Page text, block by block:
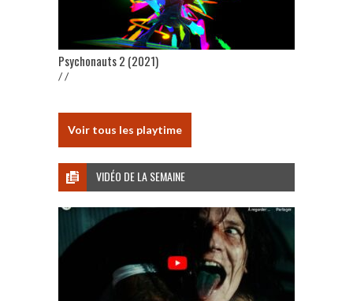
Psychonauts 2 (2021)
/ /
Voir tous les playtime
VIDÉO DE LA SEMAINE